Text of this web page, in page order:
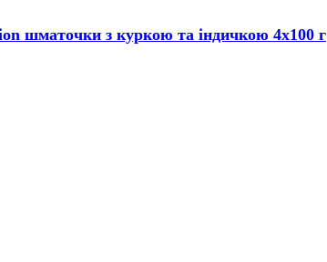
шматочки з куркою та індичкою 4х100 г